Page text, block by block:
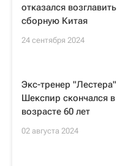
отказался возглавить
сборную Китая
24 сентября 2024
Экс-тренер "Лестера"
Шекспир скончался в
возрасте 60 лет
02 августа 2024